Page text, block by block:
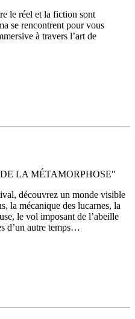
le réel et la fiction sont
se rencontrent pour vous
à travers l’art de
LA MÉTAMORPHOSE"
découvrez un monde visible
la mécanique des lucarnes, la
le vol imposant de l’abeille
d’un autre temps…